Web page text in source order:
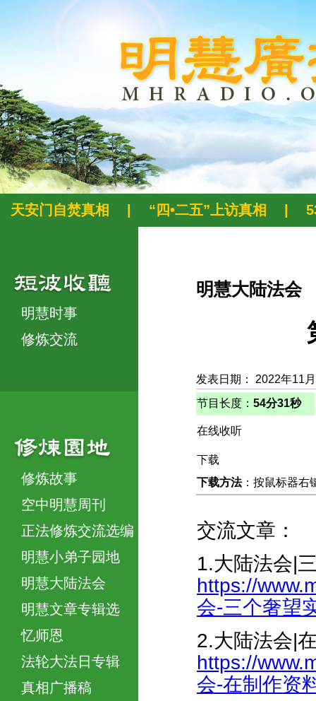
天安门自焚真相 “四•二五”上访真相
明慧时事
修炼交流
修炼故事
空中明慧周刊
正法修炼交流选编
明慧小弟子园地
明慧大陆法会
明慧文章专辑选
忆师恩
法轮大法日专辑
真相广播稿
明慧大陆法会
发表日期： 2022年11
节目长度： 54分31秒
在线收听
下载
下载方法：按鼠标器右
交流文章：
1.大陆法会|
https://
会-三个奢望
2.大陆法会|
https://
会-在制作资